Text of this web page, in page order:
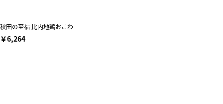
秋田の至福 比内地鶏おこわ
￥6,264